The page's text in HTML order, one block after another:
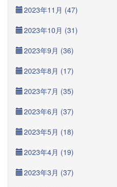
2023年11月 (47)
2023年10月 (31)
2023年9月 (36)
2023年8月 (17)
2023年7月 (35)
2023年6月 (37)
2023年5月 (18)
2023年4月 (19)
2023年3月 (37)